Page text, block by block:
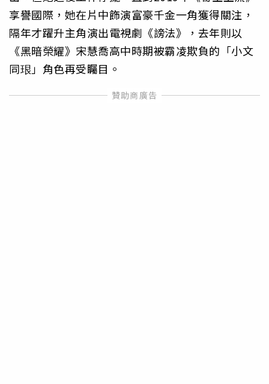
享譽國際，她在片中飾演富豪千金一角獲得關注，
隔年才躍升主角演出電視劇《謗法》，去年則以
《黑暗榮耀》宋慧喬高中時期被霸凌欺負的「小文
同珢」角色再受矚目。